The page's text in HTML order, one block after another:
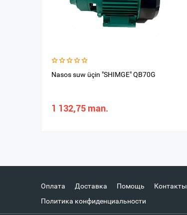
Nasos suw üçin "SHIMGE" QB70G
1 132,75 man.
Оплата Доставка Помощь
Контакты
Политика конфиденциальности